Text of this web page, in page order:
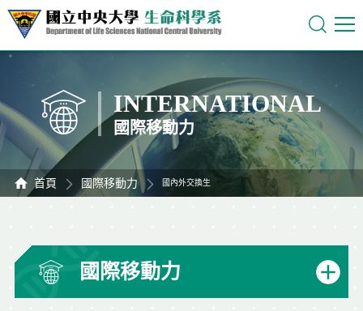
INTERNATIONAL
國際移動力
首頁 國際移動力 國內外交換生
國際移動力